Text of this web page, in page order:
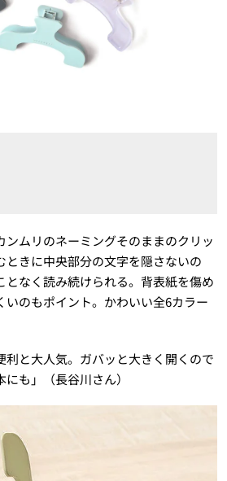
ンムリのネーミングそのままのクリッ
ときに中央部分の文字を隠さないの
となく読み続けられる。背表紙を傷め
いのもポイント。かわいい全6カラー
利と大人気。ガバッと大きく開くので
も」（長谷川さん）